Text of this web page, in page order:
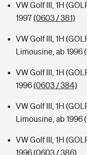
VW Golf III, 1H
1997(0603 / 381)
VW Golf III, 1H
Limousine, ab 1996
VW Golf III, 1H
1996(0603 / 384)
VW Golf III, 1H
Limousine, ab 1996
VW Golf III, 1H
1996(0603 / 386)